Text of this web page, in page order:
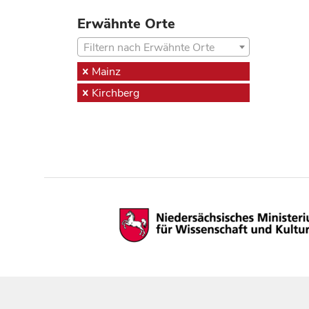
Erwähnte Orte
Filtern nach Erwähnte Orte
Mainz
Kirchberg